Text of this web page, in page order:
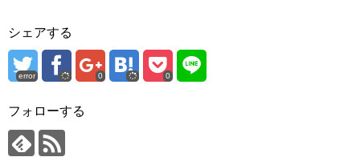
シェアする
error 0 0
フォローする